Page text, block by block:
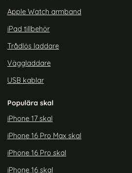
Apple Watch armband
iPad tillbehör
Trådlös laddare
Väggladdare
USB kablar
Populära skal
iPhone 17 skal
iPhone 16 Pro Max skal
iPhone 16 Pro skal
iPhone 16 skal